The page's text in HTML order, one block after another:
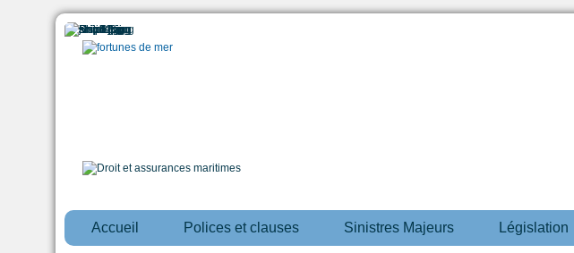
Accueil Polices et clauses Sinistres Majeurs Législation